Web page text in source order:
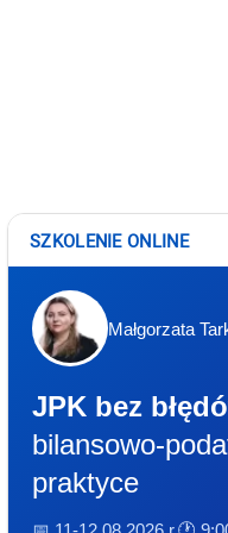
SZKOLENIE ONLINE
Małgorzata
JPK bez
bilansowo-
praktyce